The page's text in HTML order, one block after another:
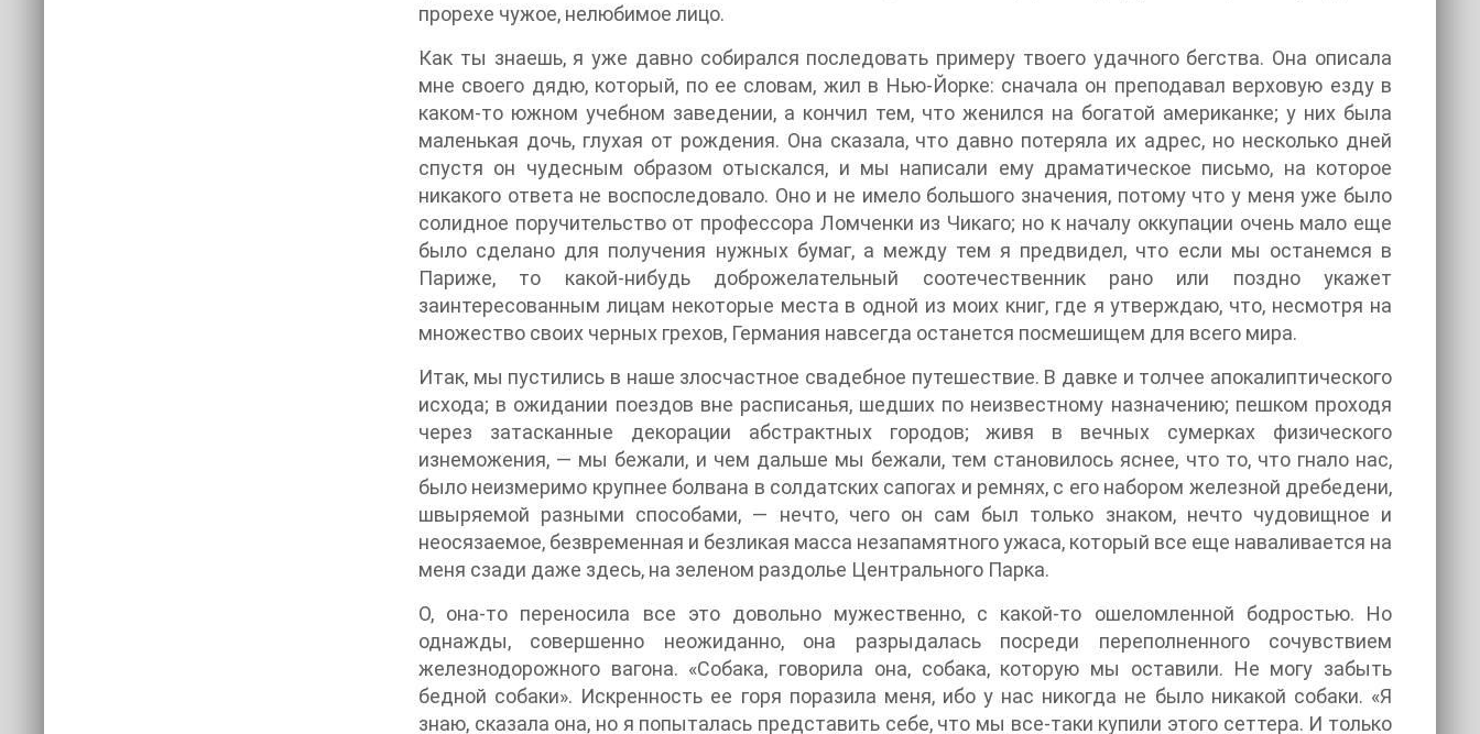
прорехе чужое, нелюбимое лицо.
Как ты знаешь, я уже давно собирался последовать примеру твоего удачного бегства. Она описала
мне своего дядю, который, по ее словам, жил в Нью-Йорке: сначала он преподавал верховую езду в
каком-то южном учебном заведении, а кончил тем, что женился на богатой американке; у них была
маленькая дочь, глухая от рождения. Она сказала, что давно потеряла их адрес, но несколько дней
спустя он чудесным образом отыскался, и мы написали ему драматическое письмо, на которое
никакого ответа не воспоследовало. Оно и не имело большого значения, потому что у меня уже было
солидное поручительство от профессора Ломченки из Чикаго; но к началу оккупации очень мало еще
было сделано для получения нужных бумаг, а между тем я предвидел, что если мы останемся в
Париже, то какой-нибудь доброжелательный соотечественник рано или поздно укажет
заинтересованным лицам некоторые места в одной из моих книг, где я утверждаю, что, несмотря на
множество своих черных грехов, Германия навсегда останется посмешищем для всего мира.
Итак, мы пустились в наше злосчастное свадебное путешествие. В давке и толчее апокалиптического
исхода; в ожидании поездов вне расписанья, шедших по неизвестному назначению; пешком проходя
через затасканные декорации абстрактных городов; живя в вечных сумерках физического
изнеможения, — мы бежали, и чем дальше мы бежали, тем становилось яснее, что то, что гнало нас,
было неизмеримо крупнее болвана в солдатских сапогах и ремнях, с его набором железной дребедени,
швыряемой разными способами, — нечто, чего он сам был только знаком, нечто чудовищное и
неосязаемое, безвременная и безликая масса незапамятного ужаса, который все еще наваливается на
меня сзади даже здесь, на зеленом раздолье Центрального Парка.
О, она-то переносила все это довольно мужественно, с какой-то ошеломленной бодростью. Но
однажды, совершенно неожиданно, она разрыдалась посреди переполненного сочувствием
железнодорожного вагона. «Собака, говорила она, собака, которую мы оставили. Не могу забыть
бедной собаки». Искренность ее горя поразила меня, ибо у нас никогда не было никакой собаки. «Я
знаю, сказала она, но я попыталась представить себе, что мы все-таки купили этого сеттера. И только